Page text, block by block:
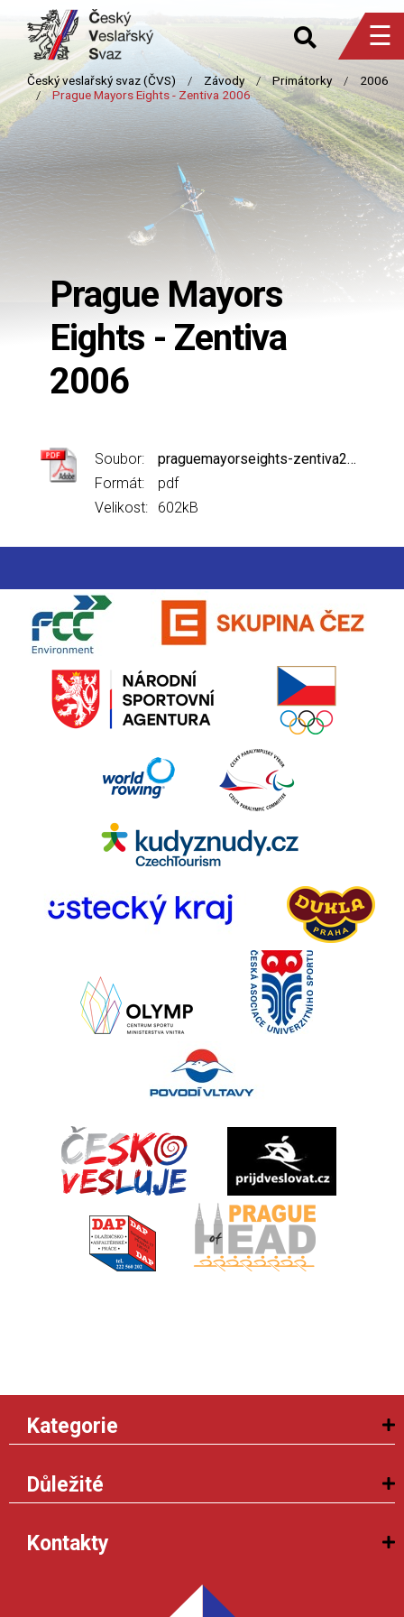
☰
Prague Mayors
Eights - Zentiva
2006
Soubor:
praguemayorseights-zentiva2006.pdf
Formát:
pdf
Velikost:
602kB
Kategorie
Důležité
Kontakty